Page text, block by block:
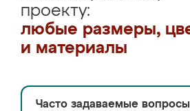
проекту:
любые размеры,
и материалы
Часто задаваемые вопросы